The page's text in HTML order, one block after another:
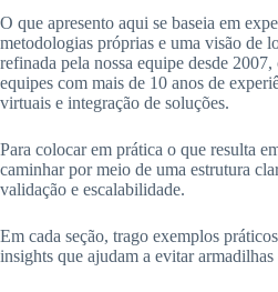
O que apresento aqui se baseia em
metodologias próprias e uma visão de
refinada pela nossa equipe desde
equipes com mais de 10 anos de
virtuais e integração de soluções.
Para colocar em prática o que resulta
caminhar por meio de uma estrutura
validação e escalabilidade.
Em cada seção, trago exemplos
insights que ajudam a evitar armadilhas